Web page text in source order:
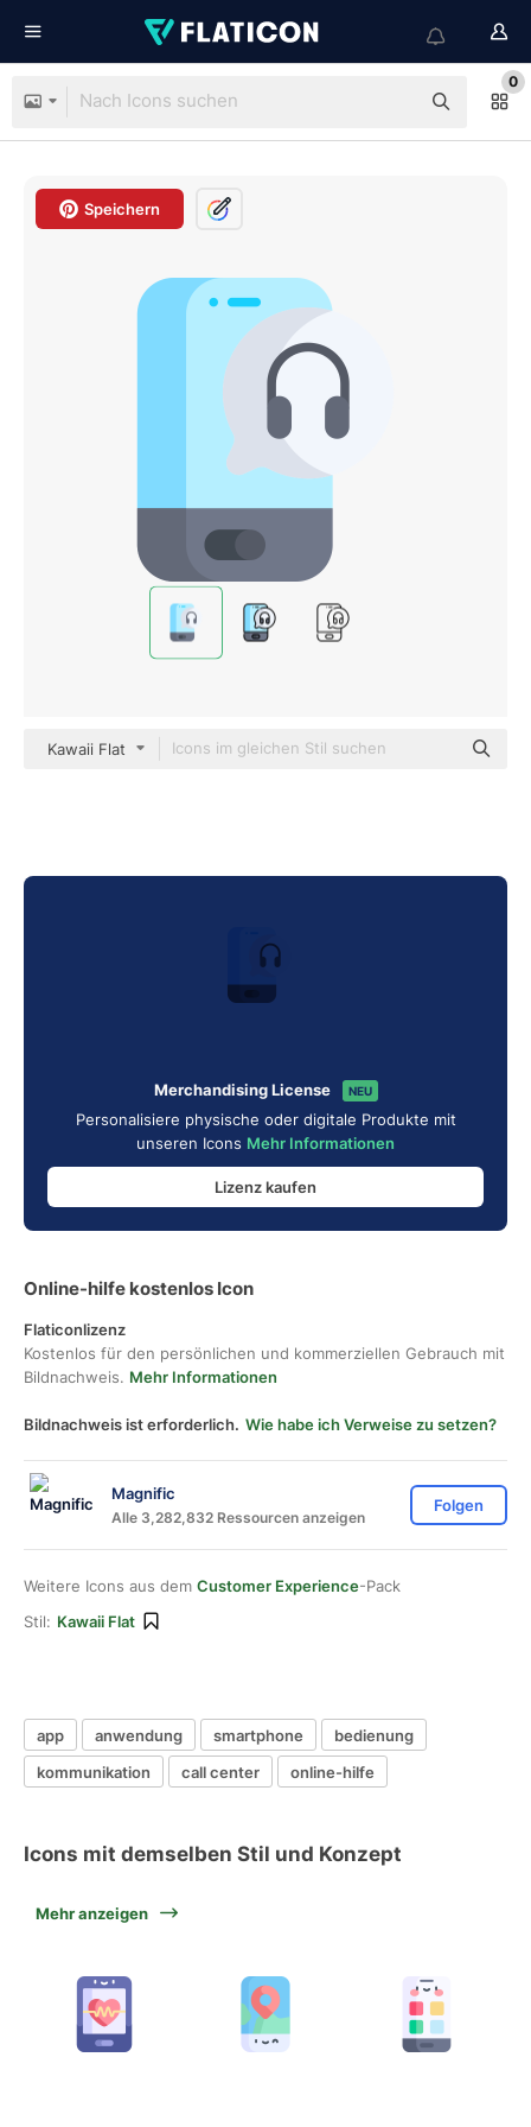
0
Speichern
Kawaii Flat
Merchandising License NEU
Personalisiere physische oder digitale Produkte mit
unseren Icons Mehr Informationen
Lizenz kaufen
Online-hilfe kostenlos Icon
Flaticonlizenz
Kostenlos für den persönlichen und kommerziellen Gebrauch mit
Bildnachweis. Mehr Informationen
Bildnachweis ist erforderlich. Wie habe ich Verweise zu setzen?
Magnific
Alle 3,282,832 Ressourcen anzeigen
Folgen
Weitere Icons aus dem Customer Experience-Pack
Stil: Kawaii Flat
app anwendung smartphone
bedienung
kommunikation
call center online-hilfe
Icons mit demselben Stil und Konzept
Mehr anzeigen